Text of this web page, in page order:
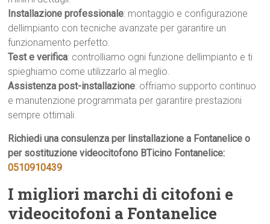
Installazione professionale: montaggio e configurazione
dellimpianto con tecniche avanzate per garantire un
funzionamento perfetto.
Test e verifica: controlliamo ogni funzione dellimpianto e ti
spieghiamo come utilizzarlo al meglio.
Assistenza post-installazione: offriamo supporto continuo
e manutenzione programmata per garantire prestazioni
sempre ottimali.
Richiedi una consulenza per linstallazione a Fontanelice o
per sostituzione videocitofono BTicino Fontanelice:
0510910439
I migliori marchi di citofoni e
videocitofoni a Fontanelice